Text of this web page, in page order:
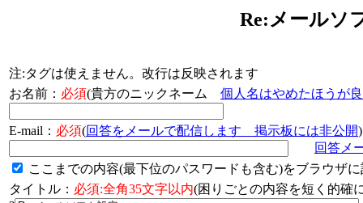
Re:メールソ
注:タグは使えません。改行は反映されます
お名前： 必須(貴方のニックネーム 個人名はやめたほうが
E-mail： 必須(回答をメールで配信します 掲示板には非公開)
回答メ
ここまでの内容(最下位のパスワードも含む)をブラウザ
タイトル： 必須:全角35文字以内(困りごとの内容を短く的